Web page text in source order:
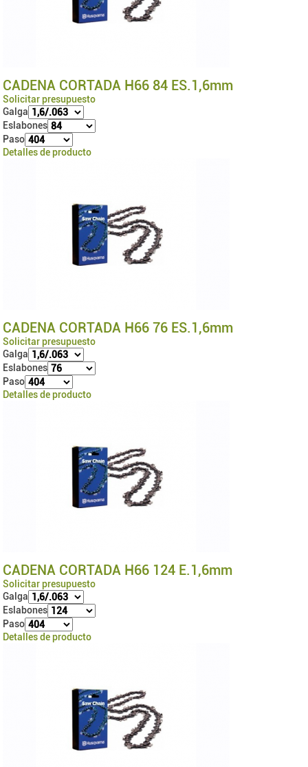
CADENA CORTADA H66 84 ES.1,6mm
Solicitar presupuesto
Galga
Eslabones
Paso
Detalles de producto
CADENA CORTADA H66 76 ES.1,6mm
Solicitar presupuesto
Galga
Eslabones
Paso
Detalles de producto
CADENA CORTADA H66 124 E.1,6mm
Solicitar presupuesto
Galga
Eslabones
Paso
Detalles de producto